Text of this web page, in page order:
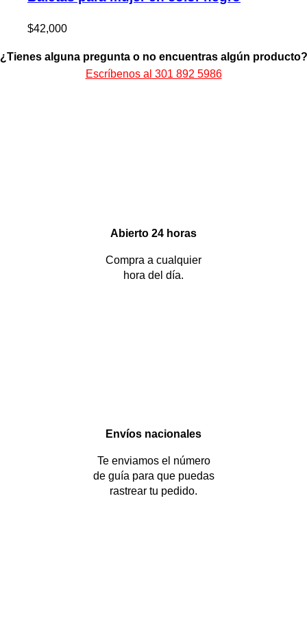
$42,000
¿Tienes alguna pregunta o no encuentras algún producto?
Escríbenos al 301 892 5986
Abierto 24 horas
Compra a cualquier
hora del día.
Envíos nacionales
Te enviamos el número
de guía para que puedas
rastrear tu pedido.